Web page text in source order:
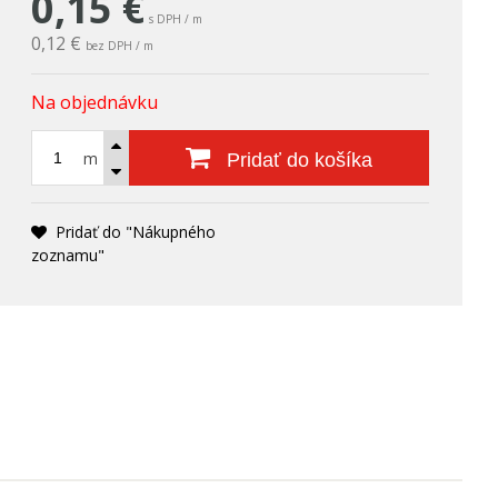
s DPH / m
0,12 € bez DPH / m
Na objednávku
m Pridať do košíka
Pridať do "Nákupného
zoznamu"